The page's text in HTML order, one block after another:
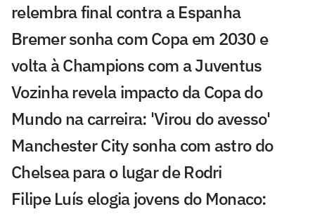
relembra final contra a Espanha
Bremer sonha com Copa em 2030 e
volta à Champions com a Juventus
Vozinha revela impacto da Copa do
Mundo na carreira: 'Virou do avesso'
Manchester City sonha com astro do
Chelsea para o lugar de Rodri
Filipe Luís elogia jovens do Monaco: